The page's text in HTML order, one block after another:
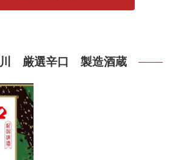
川 厳選辛口 製造酒蔵